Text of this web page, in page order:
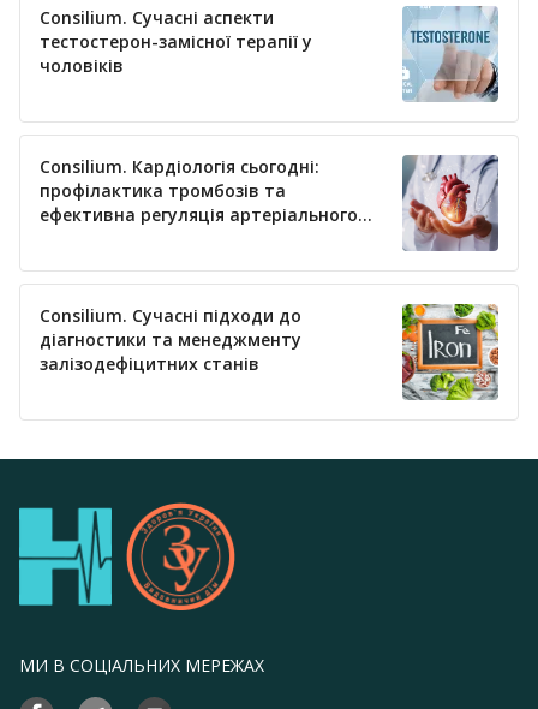
Consilium. Сучасні аспекти
тестостерон-замісної терапії у
чоловіків
Consilium. Кардіологія сьогодні:
профілактика тромбозів та
ефективна регуляція артеріального
Consilium. Сучасні підходи до
діагностики та менеджменту
залізодефіцитних станів
МИ В СОЦІАЛЬНИХ МЕРЕЖАХ